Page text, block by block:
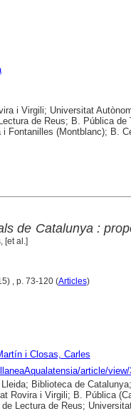
i Virgili; Universitat
de Reus; B. Pública de
Fontanilles (Montblanc); B.
de Catalunya :
[et al.]
, p. 73-120 (Articles)
i Closas, Carles
article/view/
Biblioteca de
Rovira i Virgili; B. Pública
Lectura de Reus;